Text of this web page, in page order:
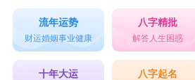
流年运势
财运婚姻事业健康
八字精批
解答人生困惑
十年大运 八字起名